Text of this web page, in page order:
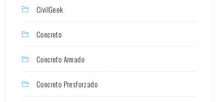
CivilGeek
Concreto
Concreto Armado
Concreto Presforzado